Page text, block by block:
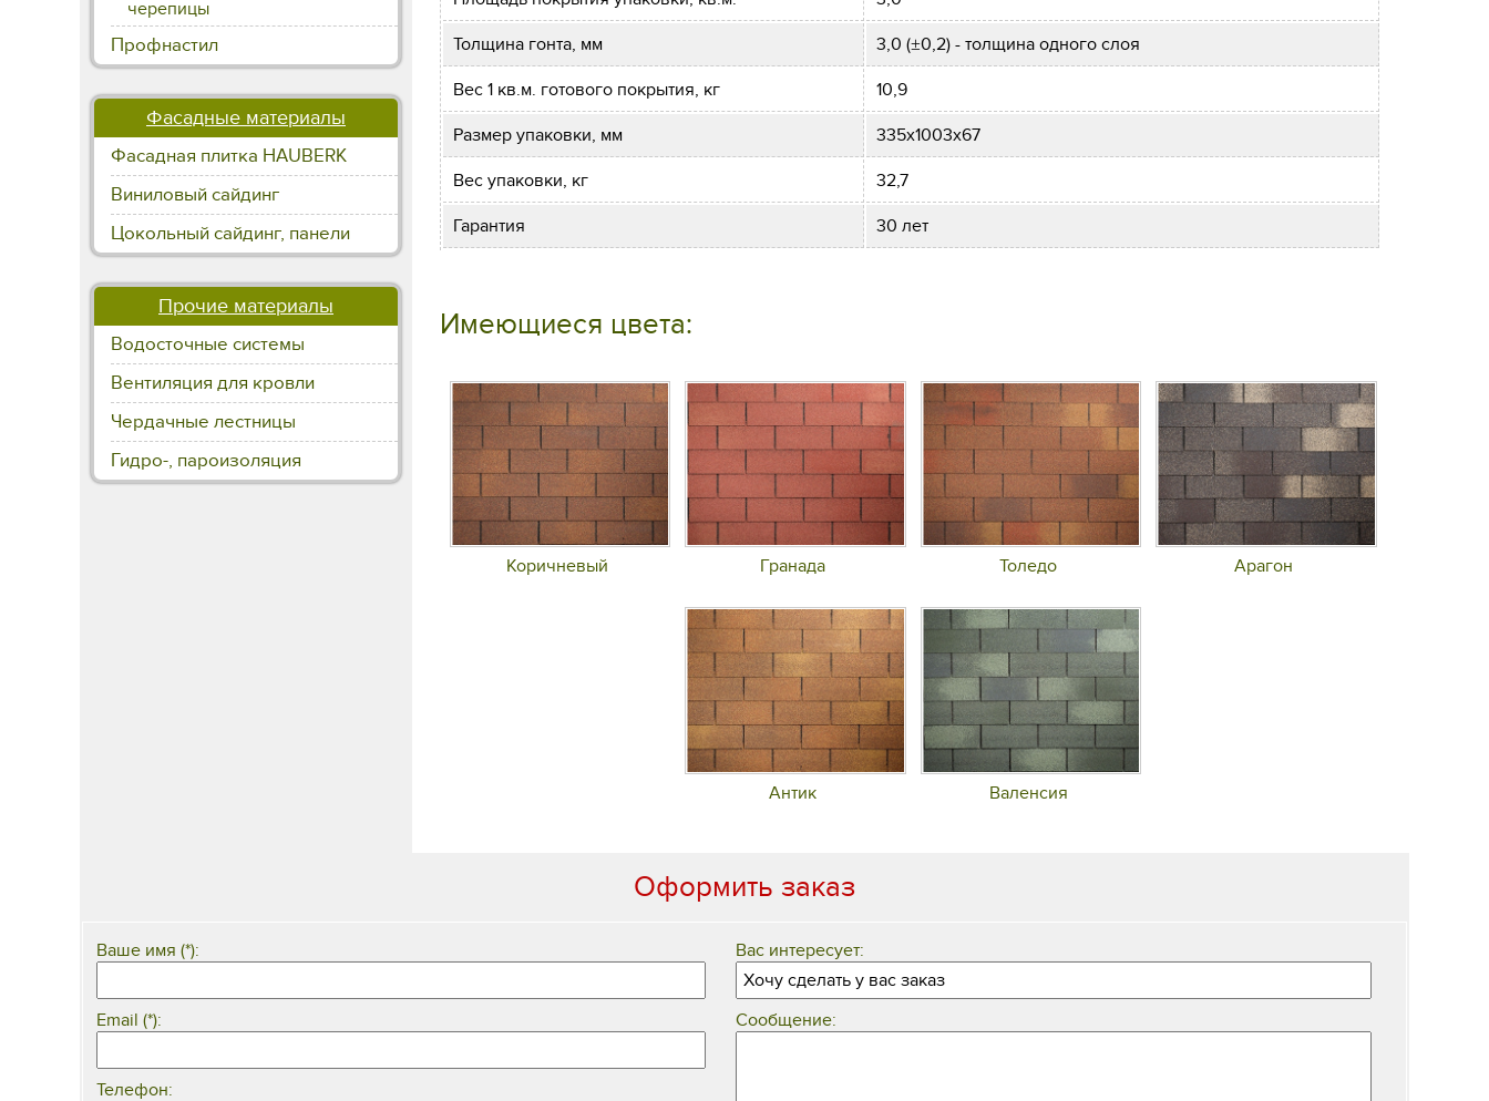
черепицы
Профнастил
Фасадные материалы
Фасадная плитка HAUBERK
Виниловый сайдинг
Цокольный сайдинг, панели
Прочие материалы
Водосточные системы
Вентиляция для кровли
Чердачные лестницы
Гидро-, пароизоляция
Толщина гонта, мм 3,0 (±0,2) - толщина одного слоя
Вес 1 кв.м. готового покрытия, кг 10,9
Размер упаковки, мм 335х1003х67
Вес упаковки, кг 32,7
Гарантия 30 лет
Имеющиеся цвета:
Коричневый Гранада Толедо Арагон
Антик Валенсия
Оформить заказ
Ваше имя (*):
Email (*):
Телефон:
Вас интересует:
Сообщение: